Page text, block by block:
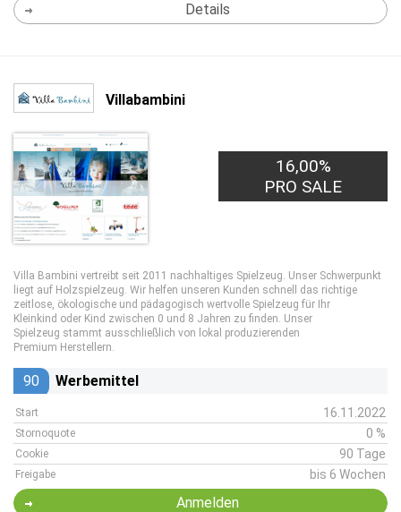
Details
Villabambini
16,00%
PRO SALE
Villa Bambini vertreibt seit 2011 nachhaltiges Spielzeug. Unser Schwerpunkt
liegt auf Holzspielzeug. Wir helfen unseren Kunden schnell das richtige
zeitlose, ökologische und pädagogisch wertvolle Spielzeug für Ihr
Kleinkind oder Kind zwischen 0 und 8 Jahren zu finden. Unser
Spielzeug stammt ausschließlich von lokal produzierenden
Premium Herstellern.
90 Werbemittel
Start 16.11.2022
Stornoquote 0 %
Cookie 90 Tage
Freigabe bis 6 Wochen
Anmelden